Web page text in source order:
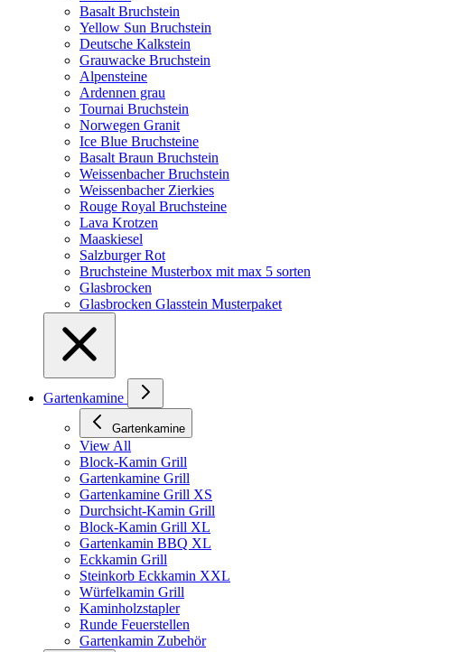
Basalt Bruchstein
Yellow Sun Bruchstein
Deutsche Kalkstein
Grauwacke Bruchstein
Alpensteine
Ardennen grau
Tournai Bruchstein
Norwegen Granit
Ice Blue Bruchsteine
Basalt Braun Bruchstein
Weissenbacher Bruchstein
Weissenbacher Zierkies
Rouge Royal Bruchsteine
Lava Krotzen
Maaskiesel
Salzburger Rot
Bruchsteine Musterbox mit max 5 sorten
Glasbrocken
Glasbrocken Glasstein Musterpaket
Gartenkamine
Gartenkamine
View All
Block-Kamin Grill
Gartenkamine Grill
Gartenkamine Grill XS
Durchsicht-Kamin Grill
Block-Kamin Grill XL
Gartenkamin BBQ XL
Eckkamin Grill
Steinkorb Eckkamin XXL
Würfelkamin Grill
Kaminholzstapler
Runde Feuerstellen
Gartenkamin Zubehör